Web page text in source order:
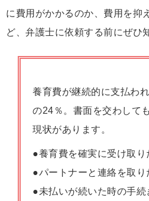
に費用がかかるのか、費用を抑
ど、弁護士に依頼する前にぜひ
養育費が継続的に支払わ
の24％。書面を交わして
現状があります。
●養育費を確実に受け取り
●パートナーと連絡を取り
●未払いが続いた時の手続